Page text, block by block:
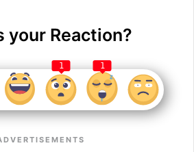
your Reaction?
1 1